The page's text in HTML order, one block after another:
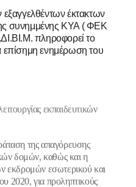
εξαγγελθέντων έκτακτων
συνημμένης ΚΥΑ ( ΦΕΚ
πληροφορεί το
επίσημη ενημέρωση του
εκπαιδευτικών
της απαγόρευσης
δομών, καθώς και η
εκδρομών εσωτερικού και
2020, για προληπτικούς